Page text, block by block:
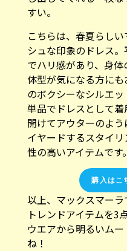
すい。
こちらは、春夏らし
シュな印象のドレス
でハリ感があり、身体
体型が気になる方に
のボクシーなシルエッ
単品でドレスとして
開けてアウターのよ
イヤードするスタイ
性の高いアイテムです。
購入はこ
以上、マックスマー
トレンドアイテムを3
ウエアから明るいム
ね！